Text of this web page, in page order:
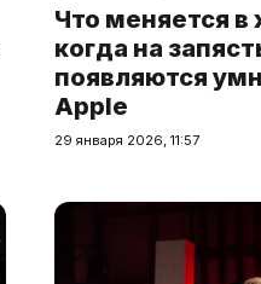
Что меняется в
когда на
появляются
Apple
29 января 2026, 11:57